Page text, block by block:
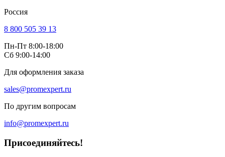
Россия
8 800 505 39 13
Пн-Пт 8:00-18:00
Сб 9:00-14:00
Для оформления заказа
sales@promexpert.ru
По другим вопросам
info@promexpert.ru
Присоединяйтесь!